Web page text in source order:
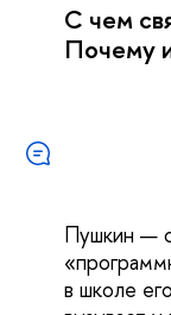
С чем
Почему
Пушкин —
в школе